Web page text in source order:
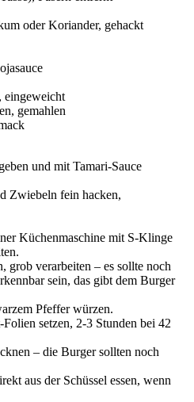
oder Koriander, gehackt
eingeweicht
gemahlen
und mit Tamari-Sauce
Zwiebeln fein hacken,
Küchenmaschine mit S-Klinge
grob verarbeiten – es sollte noch
sein, das gibt dem Burger
Pfeffer würzen.
setzen, 2-3 Stunden bei 42
– die Burger sollten noch
aus der Schüssel essen, wenn